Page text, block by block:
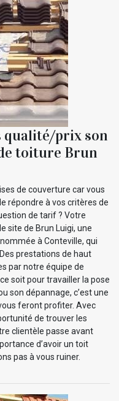
qualité/prix son
toiture Brun
de couverture car vous
répondre à vos critères de
de tarif ? Votre
site de Brun Luigi, une
à Conteville, qui
prestations de haut
par notre équipe de
soit pour travailler la pose
son dépannage, c’est une
feront profiter. Avec
de trouver les
clientèle passe avant
d’avoir un toit
pas à vous ruiner.